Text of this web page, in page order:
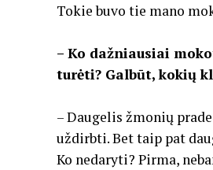
Tokie buvo tie mano
– Ko dažniausiai
turėti? Galbūt, kokių
– Daugelis žmonių
uždirbti. Bet taip pat
Ko nedaryti? Pirma,